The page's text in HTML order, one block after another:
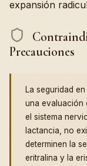
expansión
Precauciones
La seguridad
una evaluación
el sistema
lactancia, no
determinen la
eritralina y la